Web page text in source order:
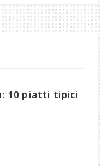
10 piatti tipici